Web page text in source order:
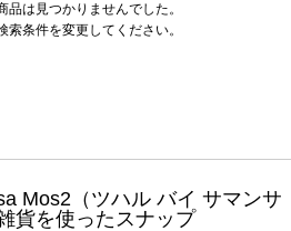
品は見つかりませんでした。
索条件を変更してください。
Mos2（ツハル バイ サマンサ
貨を使ったスナップ